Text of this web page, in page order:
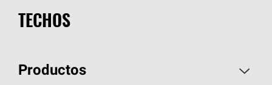
TECHOS
Productos